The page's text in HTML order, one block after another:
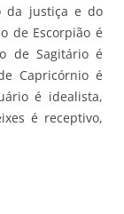
da justiça e do
de Escorpião é
de Sagitário é
Capricórnio é
é idealista,
é receptivo,